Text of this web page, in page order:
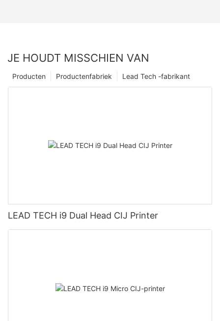
JE HOUDT MISSCHIEN VAN
Lead Tech -fabrikant
Productenfabriek
Producten
LEAD TECH i9 Dual Head CIJ Printer